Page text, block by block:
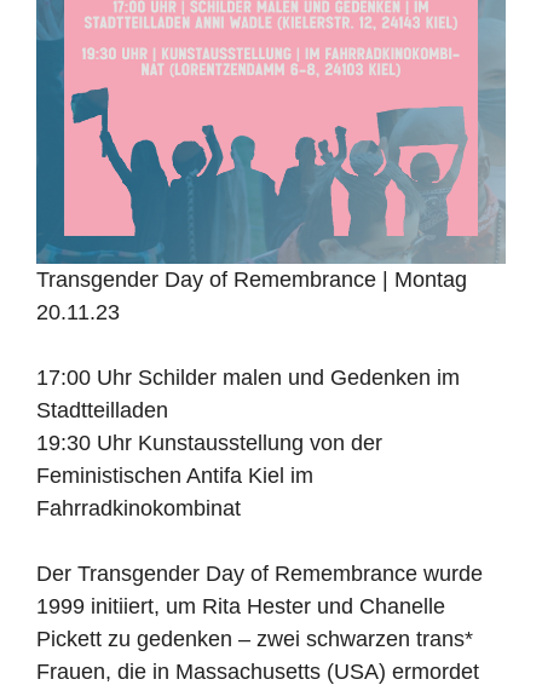
Transgender Day of Remembrance | Montag
20.11.23
17:00 Uhr Schilder malen und Gedenken im
Stadtteilladen
19:30 Uhr Kunstausstellung von der
Feministischen Antifa Kiel im
Fahrradkinokombinat
Der Transgender Day of Remembrance wurde
1999 initiiert, um Rita Hester und Chanelle
Pickett zu gedenken – zwei schwarzen trans*
Frauen, die in Massachusetts (USA) ermordet